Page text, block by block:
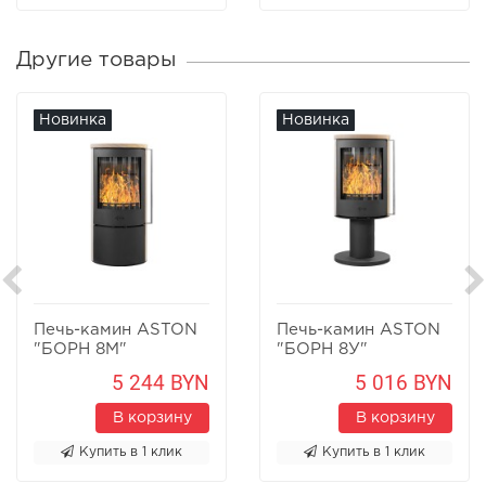
Другие товары
Новинка
Печь-камин ASTON
"БОРН 8М"
5 244 BYN
В корзину
Купить в 1 клик
Новинка
Печь-камин ASTON
"БОРН 8У"
5 016 BYN
В корзину
Купить в 1 клик